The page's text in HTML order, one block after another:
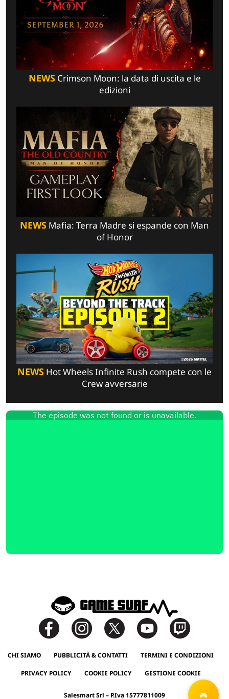
NEWSCrimson Moon: la data di uscita e le
edizioni
NEWS Mafia: Terra Madre si espande con Man
of Honor
NEWS Hot Wheels Infinite Rush compete con le
Crew avversarie
CHI SIAMO PUBBLICITÀ & CONTATTI TERMINI E CONDIZIONI
PRIVACY POLICY COOKIE POLICY GESTIONE COOKIE
Salesmart Srl – P.Iva 15777811009